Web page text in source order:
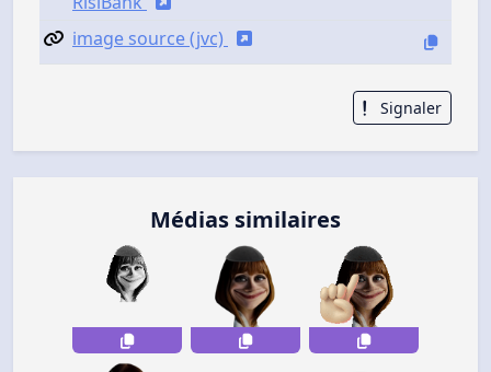
image source (jvc)
Signaler
Médias similaires